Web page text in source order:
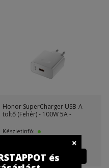
Honor SuperCharger USB-A
töltő (Fehér) - 100W 5A -
Készletinfó:
14 999 Ft
és